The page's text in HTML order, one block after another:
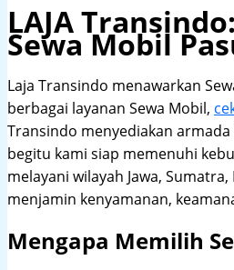
LAJA
Sewa Mobil
Laja Transindo menawarkan
berbagai layanan Sewa Mobil,
Transindo menyediakan
begitu kami siap memenuhi
melayani wilayah Jawa,
menjamin kenyamanan,
Mengapa Memilih